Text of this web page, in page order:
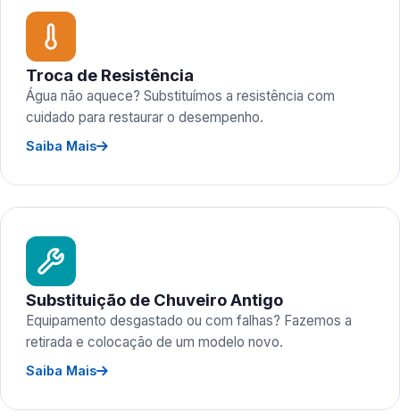
Troca de Resistência
Água não aquece? Substituímos a resistência com
cuidado para restaurar o desempenho.
Saiba Mais
Substituição de Chuveiro Antigo
Equipamento desgastado ou com falhas? Fazemos a
retirada e colocação de um modelo novo.
Saiba Mais